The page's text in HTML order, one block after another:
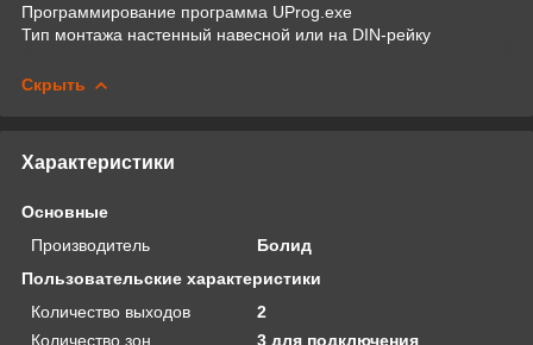
Программирование программа UProg.exe
Тип монтажа настенный навесной или на DIN-рейку
Скрыть
Характеристики
Основные
Производитель
Болид
Пользовательские характеристики
Количество выходов
2
Количество зон
3 для подключения